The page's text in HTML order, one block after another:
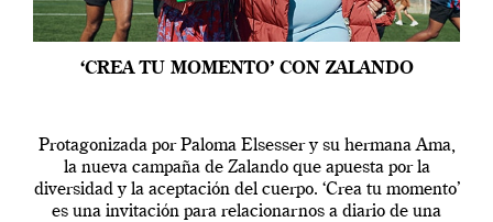
‘CREA TU MOMENTO’ CON ZALANDO
Protagonizada por Paloma Elsesser y su hermana Ama,
la nueva campaña de Zalando que apuesta por la
diversidad y la aceptación del cuerpo. ‘Crea tu momento’
es una invitación para relacionarnos a diario de una